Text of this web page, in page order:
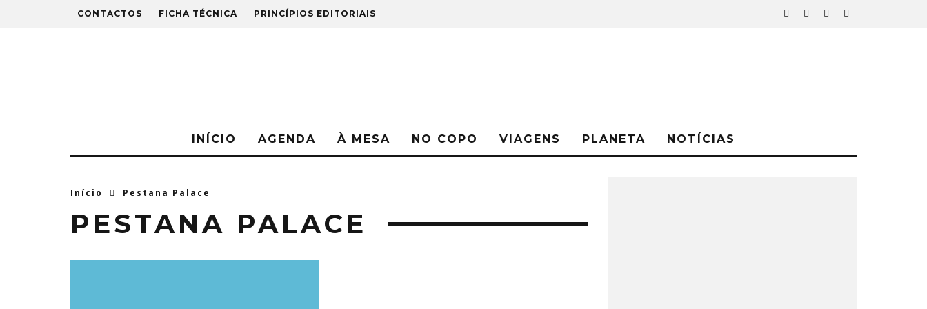
CONTACTOS FICHA TÉCNICA PRINCÍPIOS EDITORIAIS
INÍCIO AGENDA À MESA NO COPO VIAGENS PLANETA NOTÍCIAS
Início Pestana Palace
PESTANA PALACE